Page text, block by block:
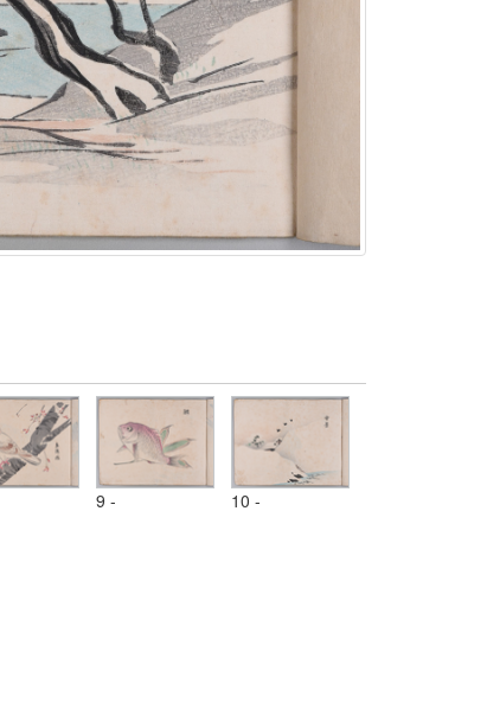
9 - 10 -